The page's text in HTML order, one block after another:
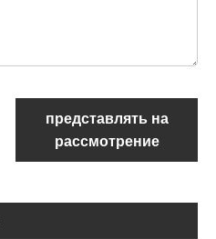
представлять на
рассмотрение